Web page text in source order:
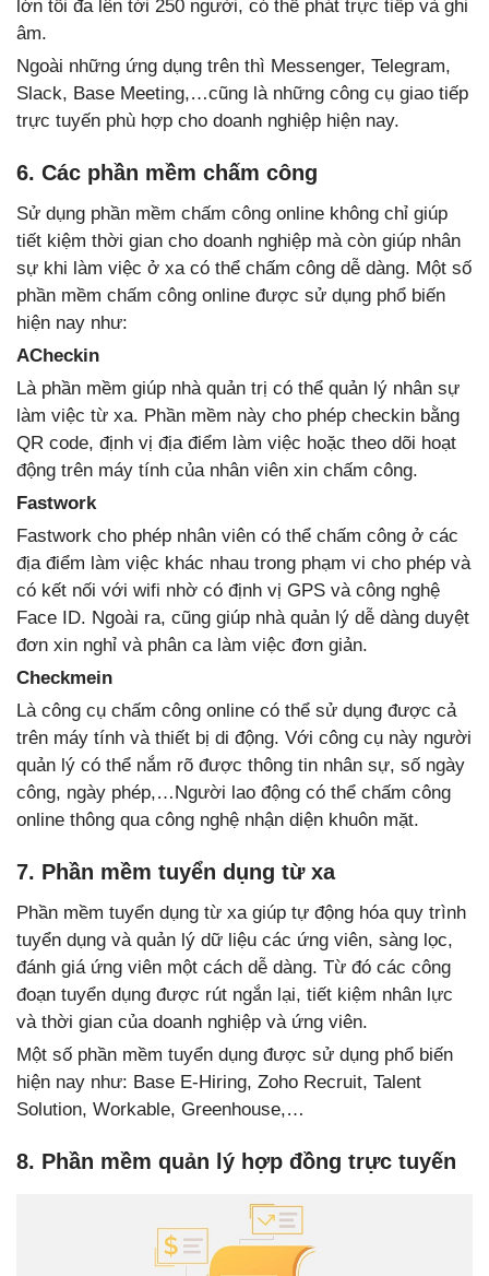
lớn tối đa lên tới 250 người, có thể phát trực tiếp và ghi
âm.
Ngoài những ứng dụng trên thì Messenger, Telegram,
Slack, Base Meeting,…cũng là những công cụ giao tiếp
trực tuyến phù hợp cho doanh nghiệp hiện nay.
6. Các phần mềm chấm công
Sử dụng phần mềm chấm công online không chỉ giúp
tiết kiệm thời gian cho doanh nghiệp mà còn giúp nhân
sự khi làm việc ở xa có thể chấm công dễ dàng. Một số
phần mềm chấm công online được sử dụng phổ biến
hiện nay như:
ACheckin
Là phần mềm giúp nhà quản trị có thể quản lý nhân sự
làm việc từ xa. Phần mềm này cho phép checkin bằng
QR code, định vị địa điểm làm việc hoặc theo dõi hoạt
động trên máy tính của nhân viên xin chấm công.
Fastwork
Fastwork cho phép nhân viên có thể chấm công ở các
địa điểm làm việc khác nhau trong phạm vi cho phép và
có kết nối với wifi nhờ có định vị GPS và công nghệ
Face ID. Ngoài ra, cũng giúp nhà quản lý dễ dàng duyệt
đơn xin nghỉ và phân ca làm việc đơn giản.
Checkmein
Là công cụ chấm công online có thể sử dụng được cả
trên máy tính và thiết bị di động. Với công cụ này người
quản lý có thể nắm rõ được thông tin nhân sự, số ngày
công, ngày phép,…Người lao động có thể chấm công
online thông qua công nghệ nhận diện khuôn mặt.
7. Phần mềm tuyển dụng từ xa
Phần mềm tuyển dụng từ xa giúp tự động hóa quy trình
tuyển dụng và quản lý dữ liệu các ứng viên, sàng lọc,
đánh giá ứng viên một cách dễ dàng. Từ đó các công
đoạn tuyển dụng được rút ngắn lại, tiết kiệm nhân lực
và thời gian của doanh nghiệp và ứng viên.
Một số phần mềm tuyển dụng được sử dụng phổ biến
hiện nay như: Base E-Hiring, Zoho Recruit, Talent
Solution, Workable, Greenhouse,…
8. Phần mềm quản lý hợp đồng trực tuyến